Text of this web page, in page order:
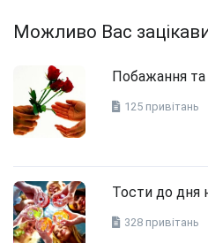
Можливо Вас
Побажання та
125 привітань
Тости до дня
328 привітань